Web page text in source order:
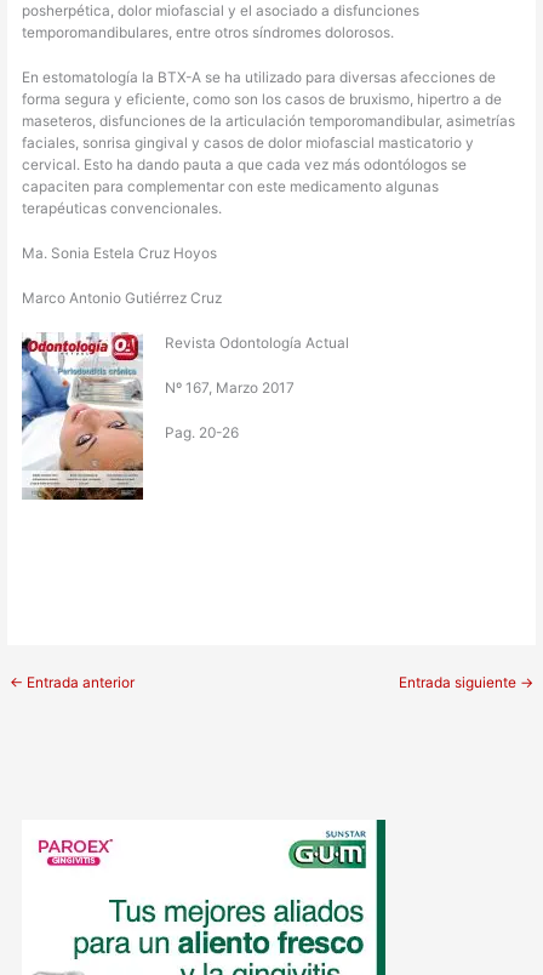
posherpética, dolor miofascial y el asociado a disfunciones
temporomandibulares, entre otros síndromes dolorosos.
En estomatología la BTX-A se ha utilizado para diversas afecciones de
forma segura y eficiente, como son los casos de bruxismo, hipertro a de
maseteros, disfunciones de la articulación temporomandibular, asimetrías
faciales, sonrisa gingival y casos de dolor miofascial masticatorio y
cervical. Esto ha dando pauta a que cada vez más odontólogos se
capaciten para complementar con este medicamento algunas
terapéuticas convencionales.
Ma. Sonia Estela Cruz Hoyos
Marco Antonio Gutiérrez Cruz
Revista Odontología Actual
Nº 167, Marzo 2017
Pag. 20-26
← Entrada anterior Entrada siguiente →